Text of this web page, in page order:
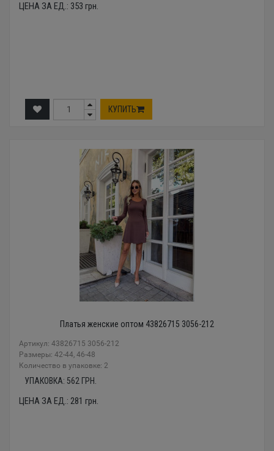
ЦЕНА ЗА ЕД.: 353 грн.
КУПИТЬ
Платья женские оптом 43826715 3056-212
Артикул: 43826715 3056-212
Размеры: 42-44, 46-48
Количество в упаковке: 2
УПАКОВКА: 562 ГРН.
ЦЕНА ЗА ЕД.: 281 грн.